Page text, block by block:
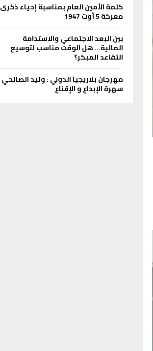
كلمة الأمين العام بمناسبة إحياء ذكرى
معركة 5 أوت 1947
بين البعد الاجتماعي والاستدامة
المالية… هل الوقت مناسب لتوسيع
التقاعد المبكر؟
مهرجان بلاريجيا الدولي : وليد الصالحي
سهرة الإبداع و الإقناع